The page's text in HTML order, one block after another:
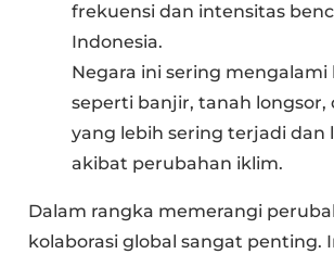
frekuensi dan intensitas
Indonesia.
Negara ini sering mengalami
seperti banjir, tanah longsor,
yang lebih sering terjadi dan
akibat perubahan iklim.
Dalam rangka memerangi
kolaborasi global sangat penting.